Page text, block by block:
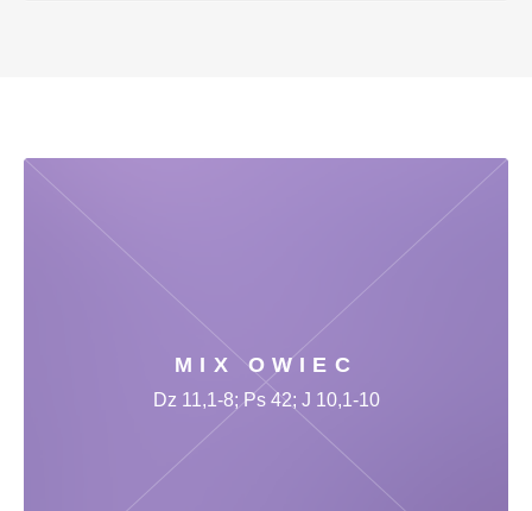
MIX OWIEC
Dz 11,1-8; Ps 42; J 10,1-10